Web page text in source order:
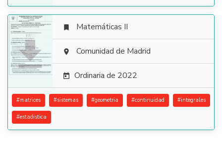

 Matemáticas II
 Comunidad de Madrid
 Ordinaria de 2022
#matrices #sistemas #geometria #continuidad #integrales
#estadistica